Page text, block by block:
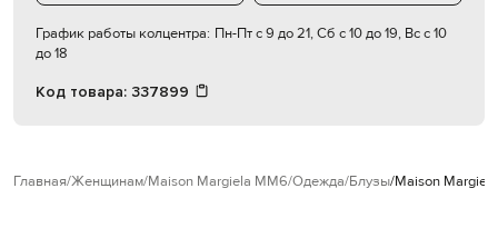
График работы колцентра: Пн-Пт с 9 до 21, Сб с 10 до 19, Вс с 10
до 18
Код товара: 337899
Главная Женщинам Maison Margiela MM6 Одежда Блузы Maison